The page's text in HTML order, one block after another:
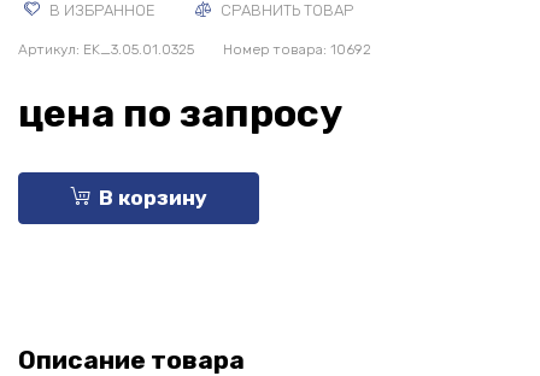
В ИЗБРАННОЕ СРАВНИТЬ ТОВАР
Артикул: EK_3.05.01.0325 Номер товара: 10692
цена по запросу
В корзину
Описание товара